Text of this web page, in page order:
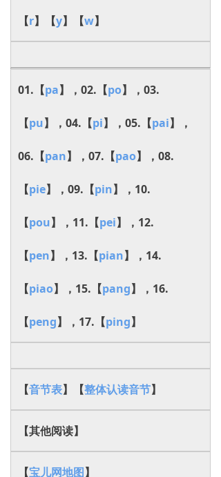
【r】【y】【w】
01.【pa】，02.【po】，03.
【pu】，04.【pi】，05.【pai】，
06.【pan】，07.【pao】，08.
【pie】，09.【pin】，10.
【pou】，11.【pei】，12.
【pen】，13.【pian】，14.
【piao】，15.【pang】，16.
【peng】，17.【ping】
【音节表】【整体认读音节】
【其他阅读】
【宝儿网地图】